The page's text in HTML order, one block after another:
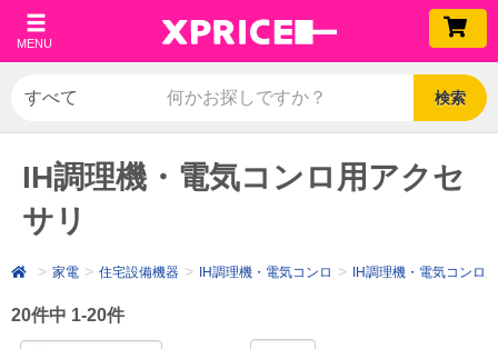
MENU
検索
IH調理機・電気コンロ用アクセ
サリ
家電 住宅設備機器 IH調理機・電気コンロ IH調理機・電気コンロ
20件中 1-20件